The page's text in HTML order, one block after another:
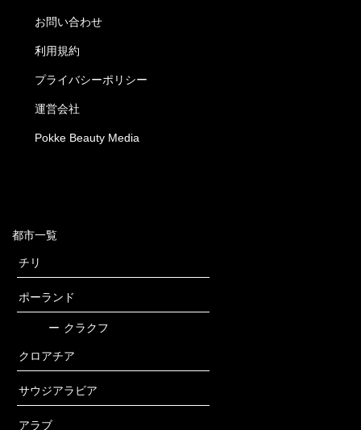
お問い合わせ
利用規約
プライバシーポリシー
運営会社
Pokke Beauty Media
都市一覧
チリ
ポーランド
ー クラクフ
クロアチア
サウジアラビア
アラブ